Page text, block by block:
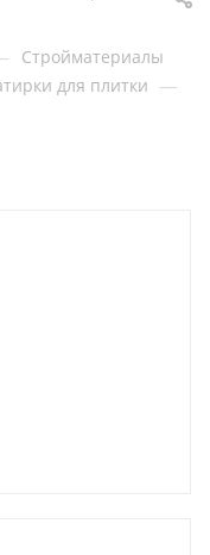
Стройматериалы
для плитки —